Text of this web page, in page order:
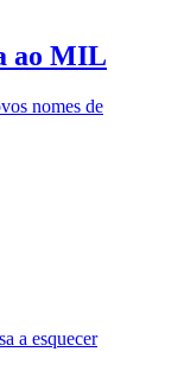
ao MIL
nomes de